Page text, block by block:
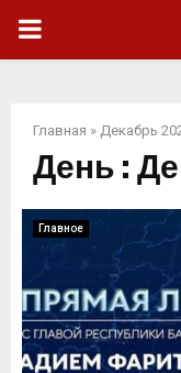
ОСНОВНОЕ
Главная » Декабрь
День :
Главное